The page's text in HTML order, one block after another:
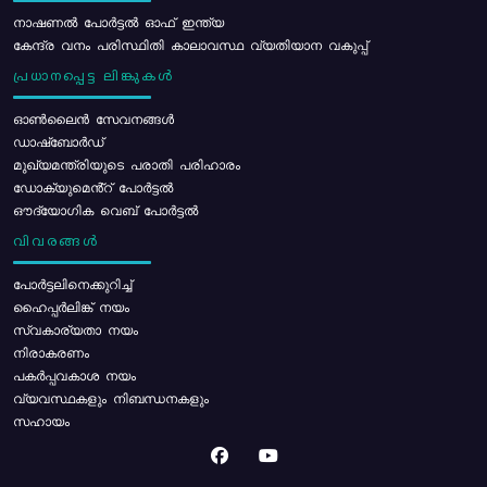
നാഷണൽ പോർട്ടൽ ഓഫ് ഇന്ത്യ
കേന്ദ്ര വനം പരിസ്ഥിതി കാലാവസ്ഥ വ്യതിയാന വകുപ്പ്
പ്രധാനപ്പെട്ട ലിങ്കുകൾ
ഓൺലൈൻ സേവനങ്ങൾ
ഡാഷ്ബോർഡ്
മുഖ്യമന്ത്രിയുടെ പരാതി പരിഹാരം
ഡോക്യുമെൻ്റ് പോർട്ടൽ
ഔദ്യോഗിക വെബ് പോർട്ടൽ
വിവരങ്ങൾ
പോര്‍ട്ടലിനെക്കുറിച്ച്
ഹൈപ്പർലിങ്ക് നയം
സ്വകാര്യതാ നയം
നിരാകരണം
പകർപ്പവകാശ നയം
വ്യവസ്ഥകളും നിബന്ധനകളും
സഹായം